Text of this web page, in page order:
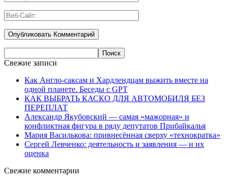
Свежие записи
Как Англо-саксам и Хардлендцам выжить вместе на
одной планете. Беседы с GPT
КАК ВЫБРАТЬ КАСКО ДЛЯ АВТОМОБИЛЯ БЕЗ
ПЕРЕПЛАТ
Александр Якубовский — самая «мажорная» и
конфликтная фигура в ряду депутатов Прибайкалья
Мария Василькова: привнесённая сверху «технократка»
Сергей Левченко: деятельность и заявления — и их
оценка
Свежие комментарии